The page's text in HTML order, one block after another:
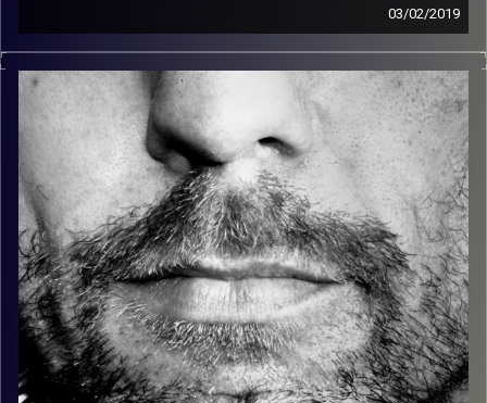
03/02/2019
זיפים, מוזיקה מחוספסת של הופעות חיות. הרבה ג'אם, רוק,
בלוז, bluegrass, ג'אז, Fאנק, פרוגרסיב ואפילו אלקטרוניקה.
כל מה שחי, אמיתי ונושם.
עם שמוליק רגב.
קרדיט תמונות: David Goehring